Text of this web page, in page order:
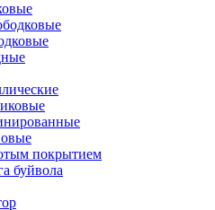
покрытием
буйвола